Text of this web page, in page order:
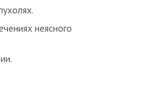
неясного